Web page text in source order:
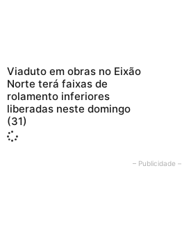
Viaduto em obras no Eixão
Norte terá faixas de
rolamento inferiores
liberadas neste domingo
(31)
– Publicidade –